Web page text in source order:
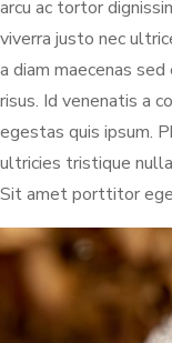
arcu ac tortor
viverra justo nec
a diam maecenas
risus. Id venenatis a
egestas quis ipsum.
ultricies tristique
Sit amet porttitor